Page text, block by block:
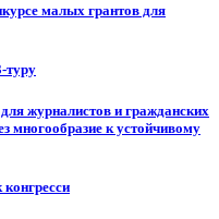
малых грантов для
туру
журналистов и гражданских
многообразие к устойчивому